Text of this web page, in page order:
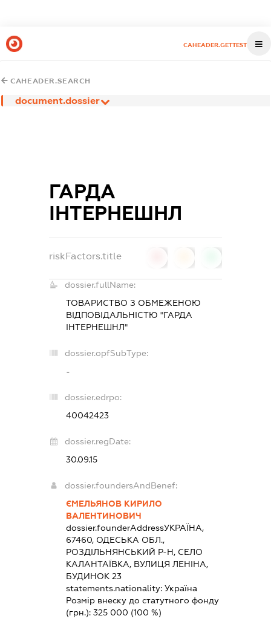
CAHEADER.GETTEST
CAHEADER.SEARCH
document.dossier
ГАРДА
ІНТЕРНЕШНЛ
riskFactors.title
dossier.fullName:
ТОВАРИСТВО З ОБМЕЖЕНОЮ
ВІДПОВІДАЛЬНІСТЮ "ГАРДА
ІНТЕРНЕШНЛ"
dossier.opfSubType:
-
dossier.edrpo:
40042423
dossier.regDate:
30.09.15
dossier.foundersAndBenef:
ЄМЕЛЬЯНОВ КИРИЛО
ВАЛЕНТИНОВИЧ
dossier.founderAddressУКРАЇНА,
67460, ОДЕСЬКА ОБЛ.,
РОЗДІЛЬНЯНСЬКИЙ Р-Н, СЕЛО
КАЛАНТАЇВКА, ВУЛИЦЯ ЛЕНІНА,
БУДИНОК 23
statements.nationality:Україна
Розмір внеску до статутного фонду
(грн.):325 000 (100 %)